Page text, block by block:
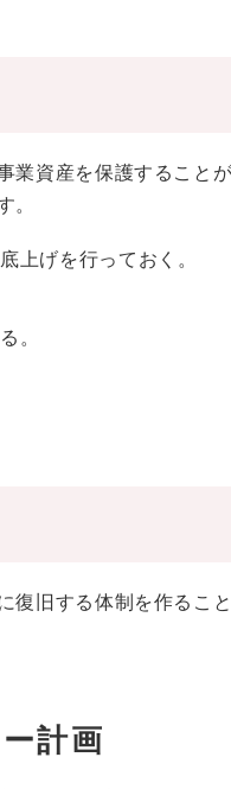
業資産を保護すること
。
上げを行っておく。
。
復旧する体制を作るこ
計画